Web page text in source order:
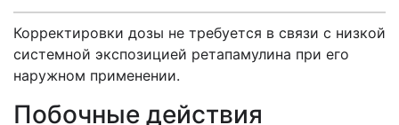
Корректировки дозы не требуется в связи с низкой
системной экспозицией ретапамулина при его
наружном применении.
Побочные действия